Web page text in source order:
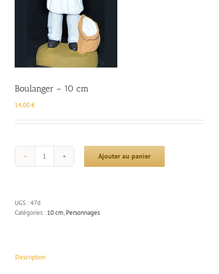
Boulanger – 10 cm
14,00€
quantité
cm
Ajouter au panier
UGS :47d
Catégories : 10 cm, Personnages
Description